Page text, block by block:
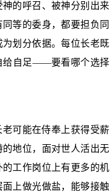
的呼召、被神分别出来
等的委身，都要担负同
划分依据。每位长老既
给自足——要看哪个选择
可能在侍奉上获得受薪
地位，面对世人活出无
工作岗位上有更多的机
上做光做盐，能够接触